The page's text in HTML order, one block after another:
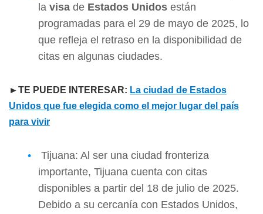
la visa de Estados Unidos están
programadas para el 29 de mayo de 2025, lo
que refleja el retraso en la disponibilidad de
citas en algunas ciudades.
►TE PUEDE INTERESAR: La ciudad de Estados
Unidos que fue elegida como el mejor lugar del país
para vivir
Tijuana: Al ser una ciudad fronteriza
importante, Tijuana cuenta con citas
disponibles a partir del 18 de julio de 2025.
Debido a su cercanía con Estados Unidos,